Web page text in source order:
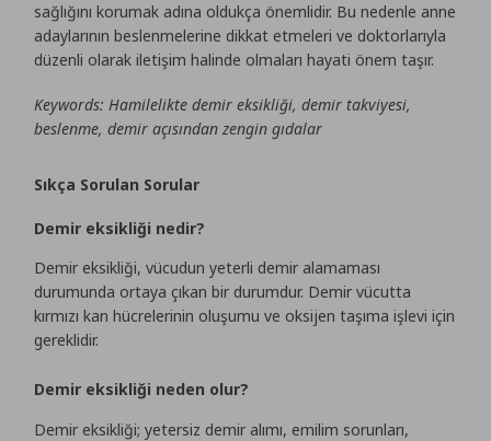
sağlığını korumak adına oldukça önemlidir. Bu nedenle anne
adaylarının beslenmelerine dikkat etmeleri ve doktorlarıyla
düzenli olarak iletişim halinde olmaları hayati önem taşır.
Keywords: Hamilelikte demir eksikliği, demir takviyesi,
beslenme, demir açısından zengin gıdalar
Sıkça Sorulan Sorular
Demir eksikliği nedir?
Demir eksikliği, vücudun yeterli demir alamaması
durumunda ortaya çıkan bir durumdur. Demir vücutta
kırmızı kan hücrelerinin oluşumu ve oksijen taşıma işlevi için
gereklidir.
Demir eksikliği neden olur?
Demir eksikliği; yetersiz demir alımı, emilim sorunları,